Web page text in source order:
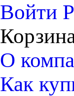
Войти
О
Как